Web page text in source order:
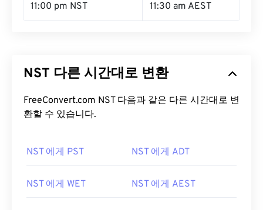
11:00 pm NST 11:30 am AEST
NST 다른 시간대로 변환
FreeConvert.com NST 다음과 같은 다른 시간대로 변
환할 수 있습니다.
NST 에게 PST NST 에게 ADT
NST 에게 WET NST 에게 AEST